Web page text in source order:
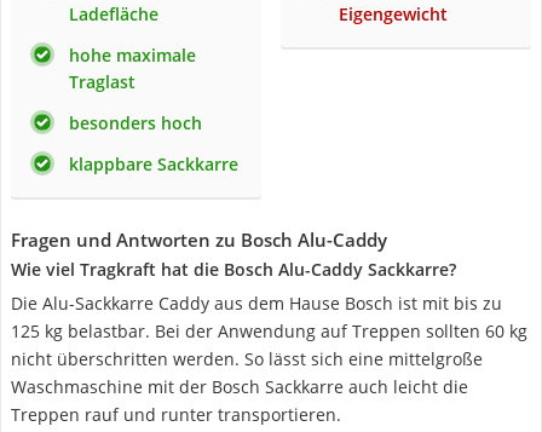
Ladefläche
hohe maximale
Traglast
besonders hoch
klappbare Sackkarre
Eigengewicht
Fragen und Antworten zu Bosch Alu-Caddy
Wie viel Tragkraft hat die Bosch Alu-Caddy Sackkarre?
Die Alu-Sackkarre Caddy aus dem Hause Bosch ist mit bis zu
125 kg belastbar. Bei der Anwendung auf Treppen sollten 60 kg
nicht überschritten werden. So lässt sich eine mittelgroße
Waschmaschine mit der Bosch Sackkarre auch leicht die
Treppen rauf und runter transportieren.